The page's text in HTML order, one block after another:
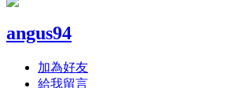
angus94
加為好友
給我留言